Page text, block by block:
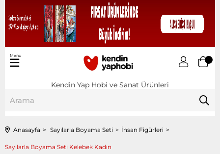
Kendin Yap Hobi ve Sanat Ürünleri
Menu
Anasayfa Sayılarla Boyama Seti İnsan Figürleri
Sayılarla Boyama Seti Kelebek Kadın